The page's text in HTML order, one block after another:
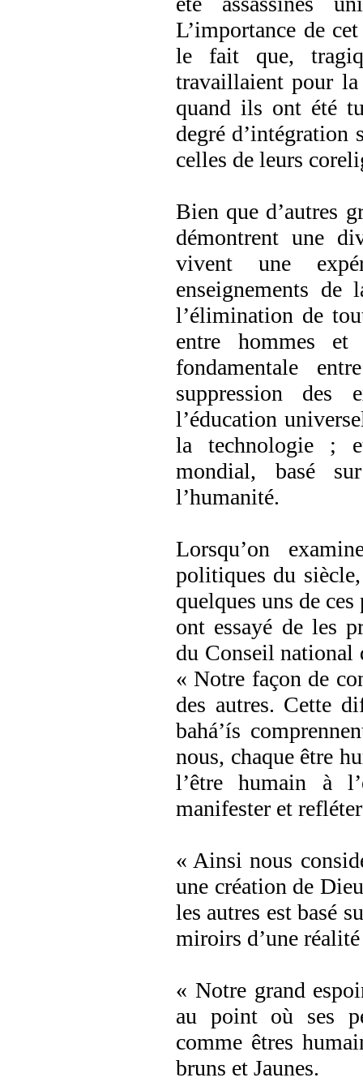
L’importance de
le fait que,
travaillaient pour la
quand ils ont été
degré d’intégration
celles de leurs
Bien que d’autres
démontrent une
vivent une
enseignements de
l’élimination de
entre hommes et
fondamentale
suppression des
l’éducation
la technologie ;
mondial, basé
l’humanité.
Lorsqu’on
politiques du
quelques uns de
ont essayé de les
du Conseil national
« Notre façon de
des autres. Cette
bahá’ís
nous, chaque être
l’être humain à
manifester et
« Ainsi nous
une création de
les autres est basé
miroirs d’une
« Notre grand
au point où ses
comme êtres
bruns et Jaunes.